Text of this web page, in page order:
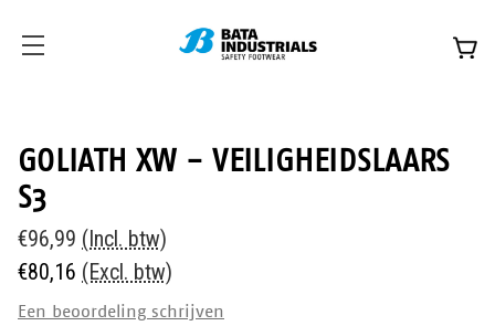
GOLIATH XW - VEILIGHEIDSLAARS
S3
€96,99 (Incl. btw)
€80,16 (Excl. btw)
Een beoordeling schrijven